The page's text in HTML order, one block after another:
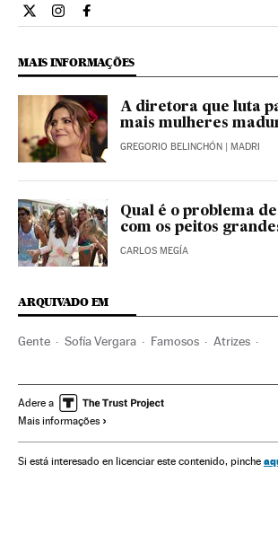
Estilo El País Brasil en Twitter
Estilo El País Brasil en Instagram
Estilo El País Brasil en Facebook
MAIS INFORMAÇÕES
A diretora que luta
mais mulheres
GREGORIO BELINCHÓN | MADRI
Qual é o problema
com os peitos
CARLOS MEGÍA
ARQUIVADO EM
Gente Sofía Vergara Famosos Atrizes
Televisão Saúde Meios comunicação
Adere a
Mais informações
Si está interesado en licenciar este contenido, pinche